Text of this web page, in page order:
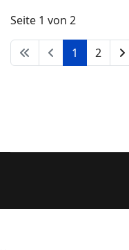
Seite 1 von 2
1 2